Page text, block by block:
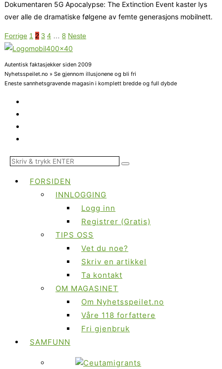
Dokumentaren 5G Apocalypse: The Extinction Event kaster lys
over alle de dramatiske følgene av femte generasjons mobilnett.
Forrige 1 2 3 4 8 Neste
Autentisk faktasjekker siden 2009
Nyhetsspeilet.no » Se gjennom illusjonene og bli fri
Eneste sannhetsgravende magasin i komplett bredde og full dybde
FORSIDEN
INNLOGGING
Logg inn
Registrer (Gratis)
TIPS OSS
Vet du noe?
Skriv en artikkel
Ta kontakt
OM MAGASINET
Om Nyhetsspeilet.no
Våre 118 forfattere
Fri gjenbruk
SAMFUNN